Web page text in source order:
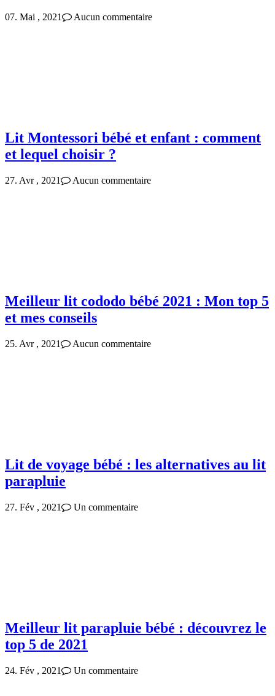
07. Mai , 2021 Aucun commentaire
Lit Montessori bébé et enfant : comment
et lequel choisir ?
27. Avr , 2021 Aucun commentaire
Meilleur lit cododo bébé 2021 : Mon top 5
et mes conseils
25. Avr , 2021 Aucun commentaire
Lit de voyage bébé : les alternatives au lit
parapluie
27. Fév , 2021 Un commentaire
Meilleur lit parapluie bébé : découvrez le
top 5 de 2021
24. Fév , 2021 Un commentaire